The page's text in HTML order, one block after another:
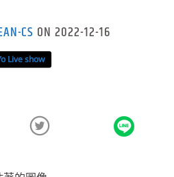
CS ON 2022-12-16
Live show